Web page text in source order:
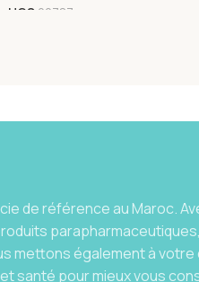
UGS 20787
de référence au Maroc.
mettons également à
santé pour mieux vous